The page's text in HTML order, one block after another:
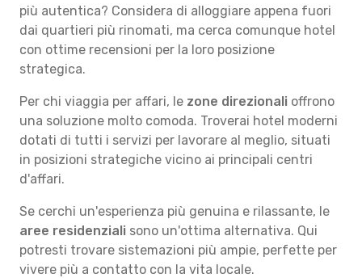
più autentica? Considera di alloggiare appena fuori
dai quartieri più rinomati, ma cerca comunque hotel
con ottime recensioni per la loro posizione
strategica.
Per chi viaggia per affari, le zone direzionali offrono
una soluzione molto comoda. Troverai hotel moderni
dotati di tutti i servizi per lavorare al meglio, situati
in posizioni strategiche vicino ai principali centri
d'affari.
Se cerchi un'esperienza più genuina e rilassante, le
aree residenziali sono un'ottima alternativa. Qui
potresti trovare sistemazioni più ampie, perfette per
vivere più a contatto con la vita locale.